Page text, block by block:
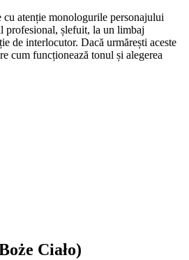
cu atenție monologurile personajului
profesional, șlefuit, la un limbaj
de interlocutor. Dacă urmărești aceste
cum funcționează tonul și alegerea
Ciało)